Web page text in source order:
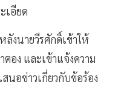
เอียด
งนายวีรศักดิ์เข้าให้
อง และเข้าแจ้งความ
นอข่าวเกี่ยวกับข้อร้อง